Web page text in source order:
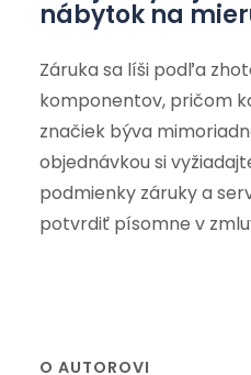
nábytok na
Záruka sa líši podľa
komponentov, pričom
značiek býva
objednávkou si
podmienky záruky a
potvrdiť písomne v
O AUTOROVI